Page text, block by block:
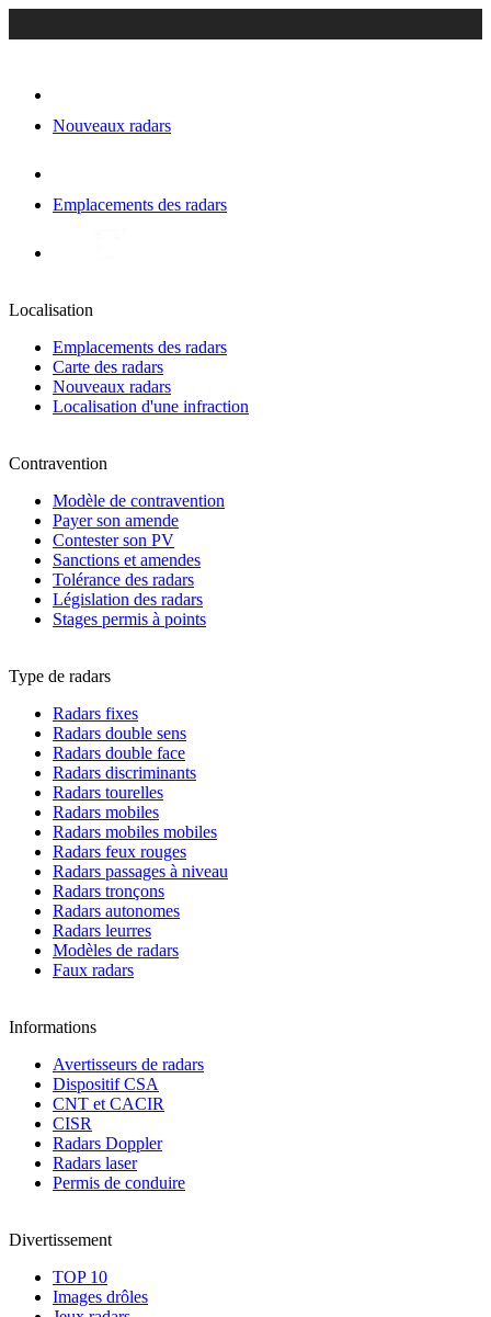
Nouveaux radars
Emplacements des radars
Localisation
Emplacements des radars
Carte des radars
Nouveaux radars
Localisation d'une infraction
Contravention
Modèle de contravention
Payer son amende
Contester son PV
Sanctions et amendes
Tolérance des radars
Législation des radars
Stages permis à points
Type de radars
Radars fixes
Radars double sens
Radars double face
Radars discriminants
Radars tourelles
Radars mobiles
Radars mobiles mobiles
Radars feux rouges
Radars passages à niveau
Radars tronçons
Radars autonomes
Radars leurres
Modèles de radars
Faux radars
Informations
Avertisseurs de radars
Dispositif CSA
CNT et CACIR
CISR
Radars Doppler
Radars laser
Permis de conduire
Divertissement
TOP 10
Images drôles